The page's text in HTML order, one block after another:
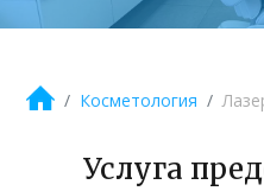
Косметология
Услуга